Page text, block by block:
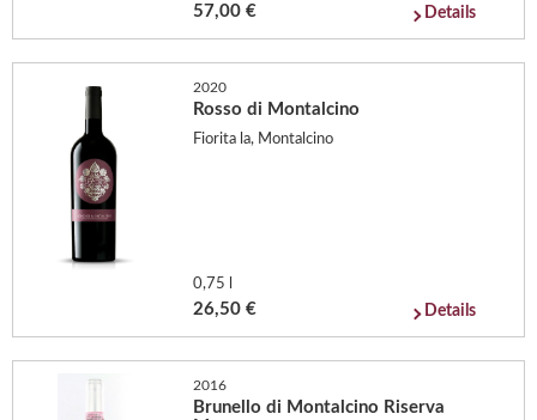
57,00 € Details
2020
Rosso di Montalcino
Fiorita la, Montalcino
0,75 l
26,50 € Details
2016
Brunello di Montalcino Riserva